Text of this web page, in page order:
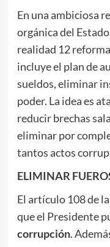
En una ambiciosa
orgánica del
realidad 12
incluye el plan de
sueldos, eliminar
poder. La idea es
reducir brechas
eliminar por
tantos actos
ELIMINAR
El artículo 108 de
que el Presidente
corrupción.